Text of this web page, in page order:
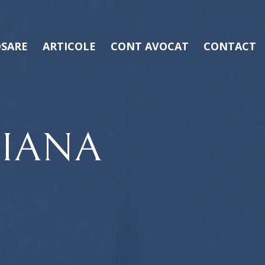
ARTICOLE CONT AVOCAT CONTACT